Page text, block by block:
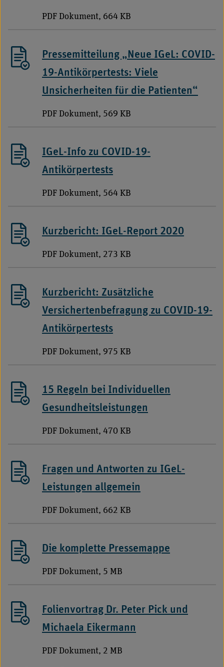
PDF Dokument, 664 KB
Pressemitteilung „Neue IGeL: COVID-
19-Antikörpertests: Viele
Unsicherheiten für die Patienten“
PDF Dokument, 569 KB
IGeL-Info zu COVID-19-
Antikörpertests
PDF Dokument, 564 KB
Kurzbericht: IGeL-Report 2020
PDF Dokument, 273 KB
Kurzbericht: Zusätzliche
Versichertenbefragung zu COVID-19-
Antikörpertests
PDF Dokument, 975 KB
15 Regeln bei Individuellen
Gesundheitsleistungen
PDF Dokument, 470 KB
Fragen und Antworten zu IGeL-
Leistungen allgemein
PDF Dokument, 662 KB
Die komplette Pressemappe
PDF Dokument, 5 MB
Folienvortrag Dr. Peter Pick und
Michaela Eikermann
PDF Dokument, 2 MB